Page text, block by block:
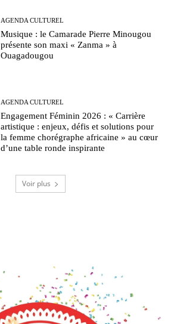
AGENDA CULTUREL
Musique : le Camarade Pierre Minougou
présente son maxi « Zanma » à
Ouagadougou
AGENDA CULTUREL
Engagement Féminin 2026 : « Carrière
artistique : enjeux, défis et solutions pour
la femme chorégraphe africaine » au cœur
d’une table ronde inspirante
Voir plus